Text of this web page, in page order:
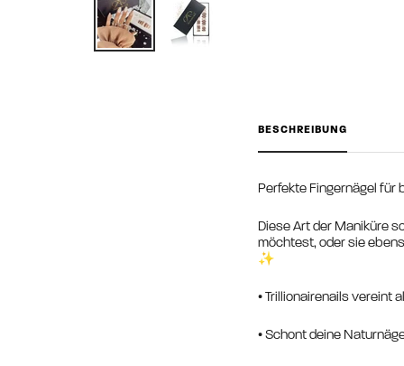
BESCHREIBUNG
Perfekte Fingernägel für
Diese Art der Maniküre
möchtest, oder sie
✨
• Trillionairenails vereint
• Schont deine